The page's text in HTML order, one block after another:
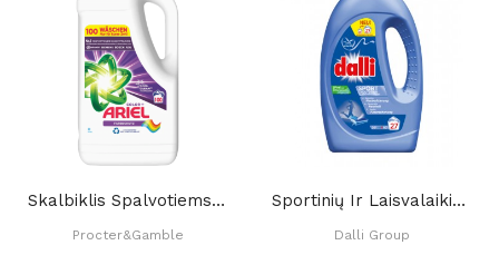
Skalbiklis Spalvotiems Audiniams Ariel COLOR+,...
Procter&Gamble
Sportinių Ir Laisvalaikio Drabužių Skalbimo...
Dalli Group